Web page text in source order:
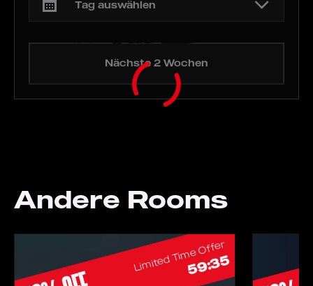
Nächste 2 Wochen
Andere Rooms
Limited Time Offer
59:34